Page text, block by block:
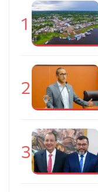
1
2
3